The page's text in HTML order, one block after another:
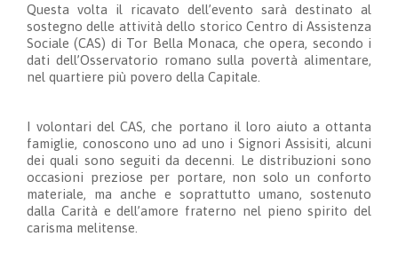
Questa volta il ricavato dell’evento sarà destinato al
sostegno delle attività dello storico Centro di Assistenza
Sociale (CAS) di Tor Bella Monaca, che opera, secondo i
dati dell’Osservatorio romano sulla povertà alimentare,
nel quartiere più povero della Capitale.
I volontari del CAS, che portano il loro aiuto a ottanta
famiglie, conoscono uno ad uno i Signori Assisiti, alcuni
dei quali sono seguiti da decenni. Le distribuzioni sono
occasioni preziose per portare, non solo un conforto
materiale, ma anche e soprattutto umano, sostenuto
dalla Carità e dell’amore fraterno nel pieno spirito del
carisma melitense.